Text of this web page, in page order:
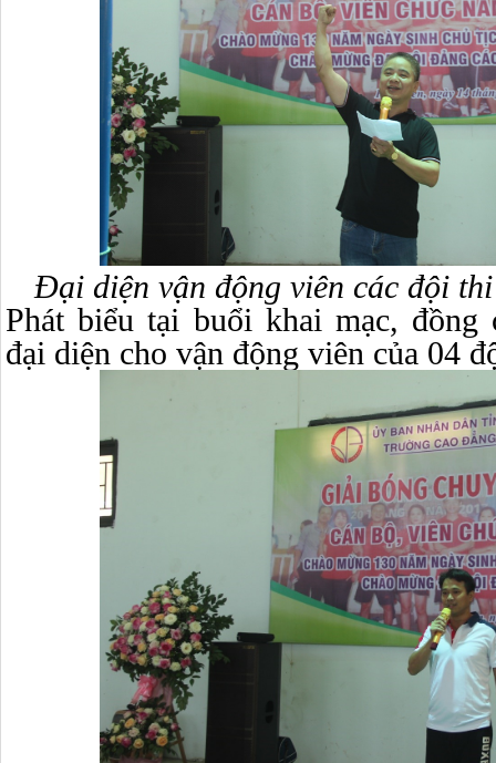
Đại diện vận động viên các đội
Phát biểu tại buổi khai mạc,
đại diện cho vận động viên của 04